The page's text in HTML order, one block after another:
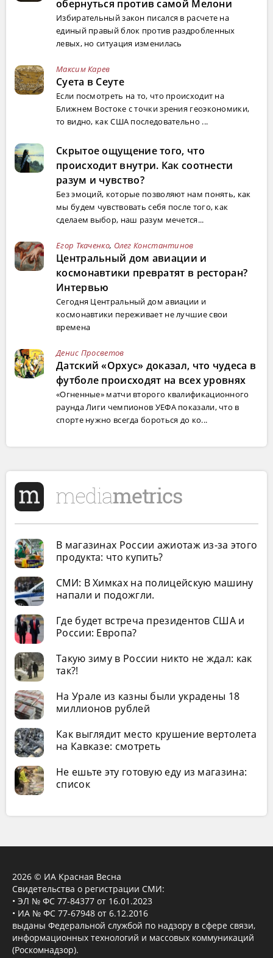
обернуться против самой Мелони
Избирательный закон писался в расчете на
единый правый блок против раздробленных
левых, но ситуация изменилась
Максим Карев
Суета в Сеуте
Если посмотреть на то, что происходит на
Ближнем Востоке с точки зрения геоэкономики,
то видно, как США последовательно ...
Скрытое ощущение того, что
происходит внутри. Как соотнести
разум и чувство?
Без эмоций, которые позволяют нам понять, как
мы будем чувствовать себя после того, как
сделаем выбор, наш разум мечется...
Егор Ткаченко, Олег Константинов
Центральный дом авиации и
космонавтики превратят в ресторан?
Интервью
Сегодня Центральный дом авиации и
космонавтики переживает не лучшие свои
времена
Денис Просветов
Датский «Орхус» доказал, что чудеса в
футболе происходят на всех уровнях
«Огненные» матчи второго квалификационного
раунда Лиги чемпионов УЕФА показали, что в
спорте нужно всегда бороться до ко...
В магазинах России ажиотаж из-за этого
продукта: что купить?
СМИ: В Химках на полицейскую машину
напали и подожгли.
Где будет встреча президентов США и
России: Европа?
Такую зиму в России никто не ждал: как
так?!
На Урале из казны были украдены 18
миллионов рублей
Как выглядит место крушение вертолета
на Кавказе: смотреть
Не ешьте эту готовую еду из магазина:
список
2026 © ИА Красная Весна
Свидетельства о регистрации СМИ:
• ЭЛ № ФС 77-84377 от 16.01.2023
• ИА № ФС 77-67948 от 6.12.2016
выданы Федеральной службой по надзору в сфере связи,
информационных технологий и массовых коммуникаций
(Роскомнадзор).